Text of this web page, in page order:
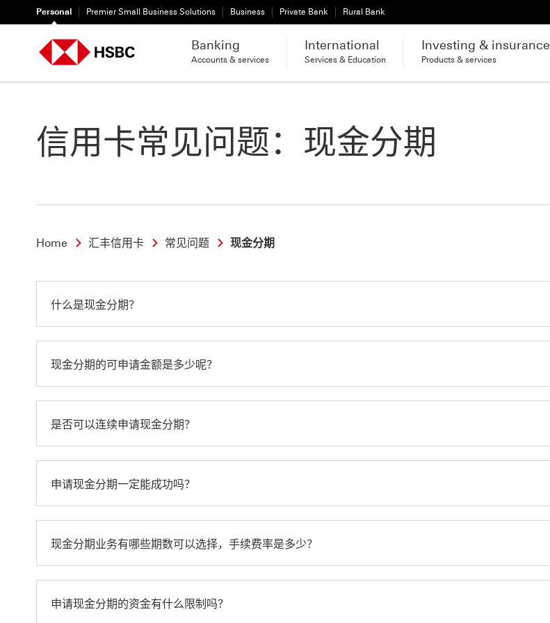
Personal Premier Small Business Solutions Business Private Bank Rural Bank
Banking
Accounts & services
International
Services & Education
Investing & insurance
Products & services
信用卡常见问题：现金分期
Home 汇丰信用卡 常见问题 现金分期
什么是现金分期？
现金分期的可申请金额是多少呢？
是否可以连续申请现金分期？
申请现金分期一定能成功吗？
现金分期业务有哪些期数可以选择，手续费率是多少？
申请现金分期的资金有什么限制吗？